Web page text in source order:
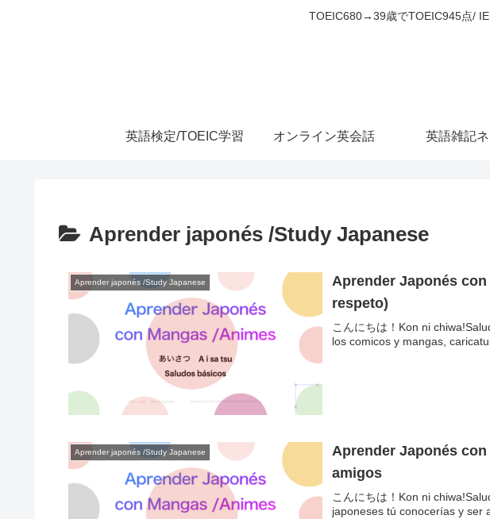
TOEIC680→39歳でTOEIC945点/
英語検定/TOEIC学習 オンライン英会話 英語雑記
Aprender japonés /Study Japanese
Aprender japonés /Study Japanese
Aprender Japonés
respeto)
こんにちは！Kon ni
los comicos y mangas,
Aprender japonés /Study Japanese
Aprender Japonés
amigos
こんにちは！Kon ni
japoneses tú conocerías y ser